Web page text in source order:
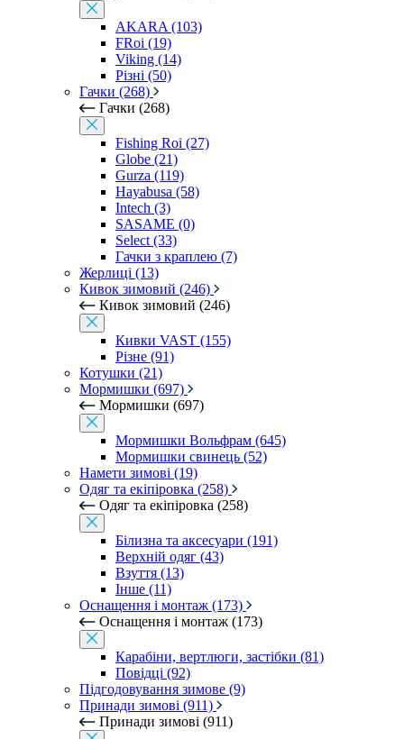
AKARA (103)
FRoi (19)
Viking (14)
Різні (50)
Гачки (268)
Гачки (268)
Fishing Roi (27)
Globe (21)
Gurza (119)
Hayabusa (58)
Intech (3)
SASAME (0)
Select (33)
Гачки з краплею (7)
Жерлиці (13)
Кивок зимовий (246)
Кивок зимовий (246)
Кивки VAST (155)
Різне (91)
Котушки (21)
Мормишки (697)
Мормишки (697)
Мормишки Вольфрам (645)
Мормишки свинець (52)
Намети зимові (19)
Одяг та екіпіровка (258)
Одяг та екіпіровка (258)
Білизна та аксесуари (191)
Верхній одяг (43)
Взуття (13)
Інше (11)
Оснащення і монтаж (173)
Оснащення і монтаж (173)
Карабіни, вертлюги, застібки (81)
Повідці (92)
Підгодовування зимове (9)
Принади зимові (911)
Принади зимові (911)